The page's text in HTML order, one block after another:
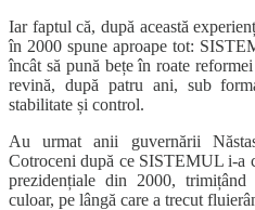
Iar faptul că, după această
în 2000 spune aproape tot:
încât să pună bețe în roate
revină, după patru ani, sub
stabilitate și control.
Au urmat anii guvernării
Cotroceni după ce SISTEMUL i-a
prezidențiale din 2000,
culoar, pe lângă care a trecut